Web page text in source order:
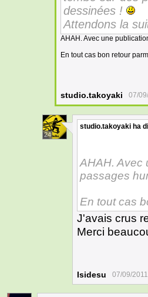
dessinées !
Attendons la
AHAH. Avec une
En tout cas bon retour
studio.takoyaki 07/
24
studio.takoyaki ha
AHAH. Avec
passages
En tout cas
J'avais crus
Merci
Isidesu 07/09/